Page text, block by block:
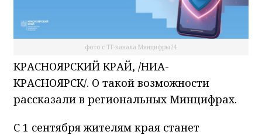
фото с ТГ-канала Минцифры24
КРАСНОЯРСКИЙ КРАЙ, /НИА-
КРАСНОЯРСК/. О такой возможности
рассказали в региональных Минцифрах.
С 1 сентября жителям края станет